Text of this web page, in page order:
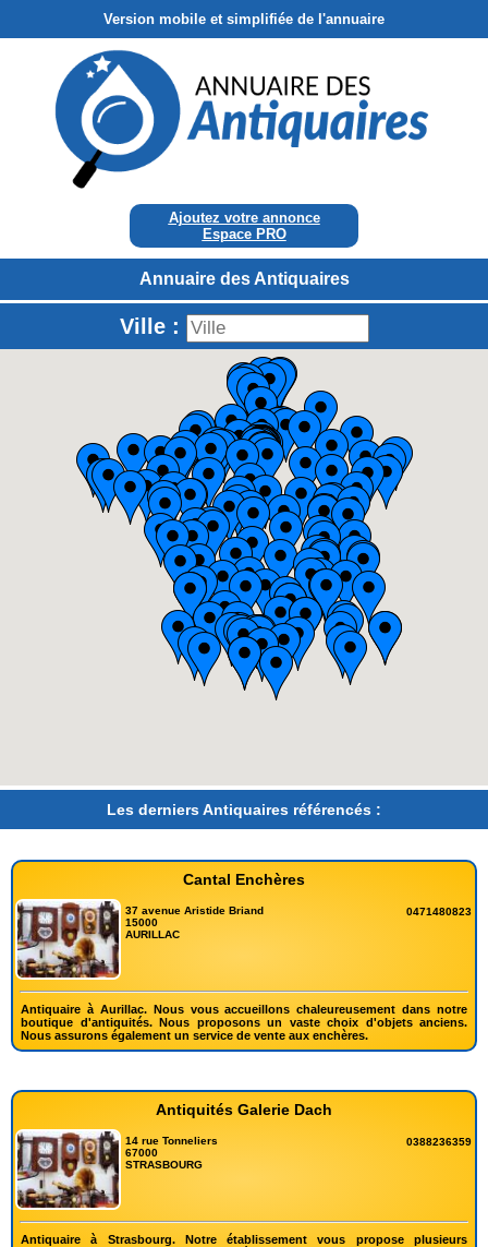
Version mobile et simplifiée de l'annuaire
Ajoutez votre annonce
Espace PRO
Annuaire des Antiquaires
Ville :
Les derniers Antiquaires référencés :
Cantal Enchères
37 avenue Aristide Briand
15000
AURILLAC
0471480823
Antiquaire à Aurillac. Nous vous accueillons chaleureusement dans notre
boutique d'antiquités. Nous proposons un vaste choix d'objets anciens.
Nous assurons également un service de vente aux enchères.
Antiquités Galerie Dach
14 rue Tonneliers
67000
STRASBOURG
0388236359
Antiquaire à Strasbourg. Notre établissement vous propose plusieurs